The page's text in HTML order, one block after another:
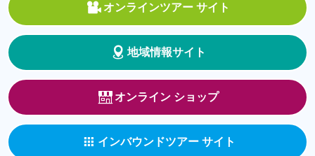
オンラインツアー サイト
地域情報サイト
オンライン ショップ
インバウンドツアー サイト